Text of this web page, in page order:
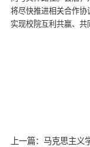
将尽快推进相关合作协
实现校院互利共赢、共
上一篇：马克思主